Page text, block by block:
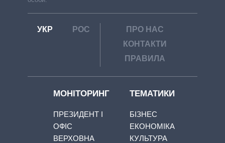
УКР РОС
ПРО НАС
КОНТАКТИ
ПРАВИЛА
МОНІТОРИНГ
ПРЕЗИДЕНТ І
ОФІС
ВЕРХОВНА
ТЕМАТИКИ
БІЗНЕС
ЕКОНОМІКА
КУЛЬТУРА